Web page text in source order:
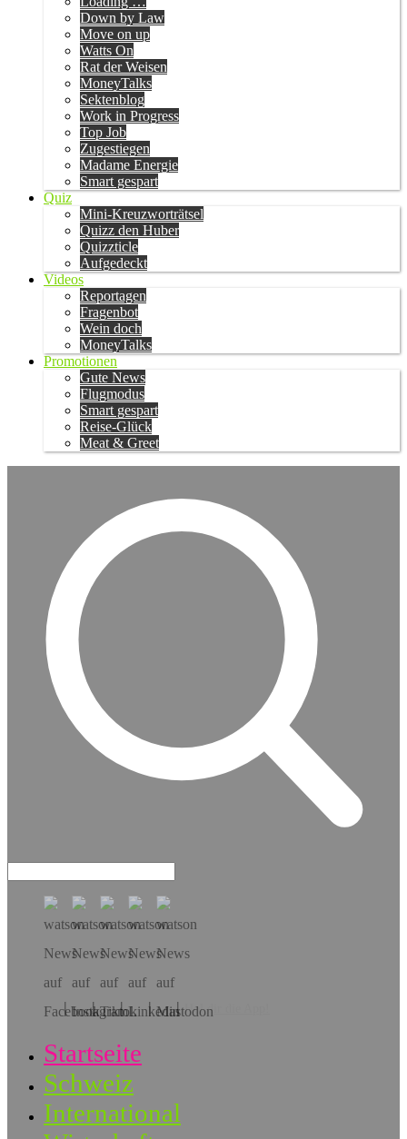
Down by Law
Move on up
Watts On
Rat der Weisen
MoneyTalks
Sektenblog
Work in Progress
Top Job
Zugestiegen
Madame Energie
Smart gespart
Quiz
Mini-Kreuzworträtsel
Quizz den Huber
Quizzticle
Aufgedeckt
Videos
Reportagen
Fragenbot
Wein doch
MoneyTalks
Promotionen
Gute News
Flugmodus
Smart gespart
Reise-Glück
Meat & Greet
Hol dir die App!
Startseite
Schweiz
International